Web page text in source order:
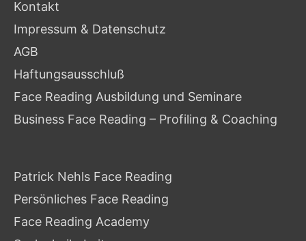
Kontakt
Impressum & Datenschutz
AGB
Haftungsausschluß
Face Reading Ausbildung und Seminare
Business Face Reading – Profiling & Coaching
Patrick Nehls Face Reading
Persönliches Face Reading
Face Reading Academy